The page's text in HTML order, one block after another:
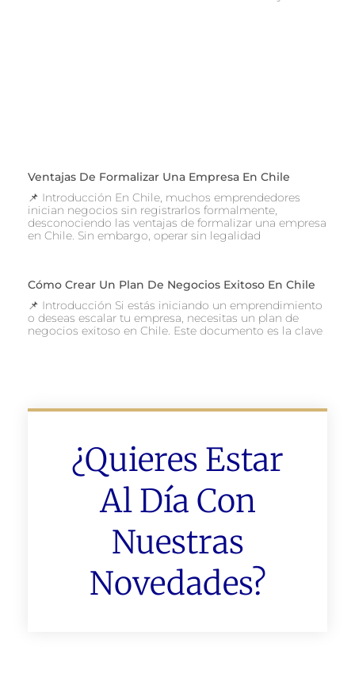
Ventajas De Formalizar Una Empresa En Chile
📌 Introducción En Chile, muchos emprendedores
inician negocios sin registrarlos formalmente,
desconociendo las ventajas de formalizar una empresa
en Chile. Sin embargo, operar sin legalidad
Cómo Crear Un Plan De Negocios Exitoso En Chile
📌 Introducción Si estás iniciando un emprendimiento
o deseas escalar tu empresa, necesitas un plan de
negocios exitoso en Chile. Este documento es la clave
¿Quieres Estar
Al Día Con
Nuestras
Novedades?